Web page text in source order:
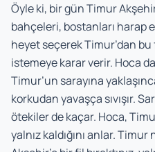
Öyle ki, bir gün Timur
bahçeleri, bostanları harap
heyet seçerek Timur’dan bu
istemeye karar verir. Hoca da
Timur’un sarayına
korkudan yavaşça sıvışır.
ötekiler de kaçar. Hoca,
yalnız kaldığını anlar.